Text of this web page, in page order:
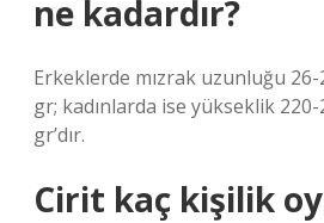
ne kadardır?
Erkeklerde mızrak uzunluğu 26-
gr; kadınlarda ise yükseklik 220-
gr’dır.
Cirit kaç kişilik